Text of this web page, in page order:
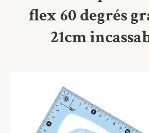
flex 60 degrés
21cm